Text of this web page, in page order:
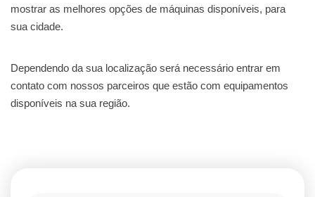
mostrar as melhores opções de máquinas disponíveis, para
sua cidade.
Dependendo da sua localização será necessário entrar em
contato com nossos parceiros que estão com equipamentos
disponíveis na sua região.